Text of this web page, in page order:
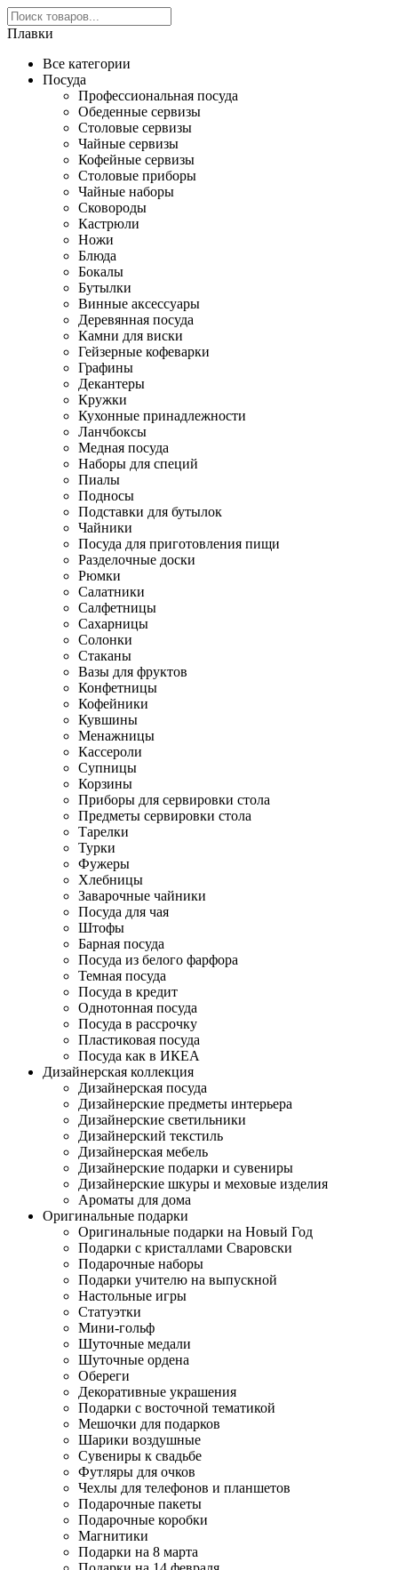
Плавки
Все категории
Посуда
Профессиональная посуда
Обеденные сервизы
Столовые сервизы
Чайные сервизы
Кофейные сервизы
Столовые приборы
Чайные наборы
Сковороды
Кастрюли
Ножи
Блюда
Бокалы
Бутылки
Винные аксессуары
Деревянная посуда
Камни для виски
Гейзерные кофеварки
Графины
Декантеры
Кружки
Кухонные принадлежности
Ланчбоксы
Медная посуда
Наборы для специй
Пиалы
Подносы
Подставки для бутылок
Чайники
Посуда для приготовления пищи
Разделочные доски
Рюмки
Салатники
Салфетницы
Сахарницы
Солонки
Стаканы
Вазы для фруктов
Конфетницы
Кофейники
Кувшины
Менажницы
Кассероли
Супницы
Корзины
Приборы для сервировки стола
Предметы сервировки стола
Тарелки
Турки
Фужеры
Хлебницы
Заварочные чайники
Посуда для чая
Штофы
Барная посуда
Посуда из белого фарфора
Темная посуда
Посуда в кредит
Однотонная посуда
Посуда в рассрочку
Пластиковая посуда
Посуда как в ИКЕА
Дизайнерская коллекция
Дизайнерская посуда
Дизайнерские предметы интерьера
Дизайнерские светильники
Дизайнерский текстиль
Дизайнерская мебель
Дизайнерские подарки и сувениры
Дизайнерские шкуры и меховые изделия
Ароматы для дома
Оригинальные подарки
Оригинальные подарки на Новый Год
Подарки с кристаллами Сваровски
Подарочные наборы
Подарки учителю на выпускной
Настольные игры
Статуэтки
Мини-гольф
Шуточные медали
Шуточные ордена
Обереги
Декоративные украшения
Подарки с восточной тематикой
Мешочки для подарков
Шарики воздушные
Сувениры к свадьбе
Футляры для очков
Чехлы для телефонов и планшетов
Подарочные пакеты
Подарочные коробки
Магнитики
Подарки на 8 марта